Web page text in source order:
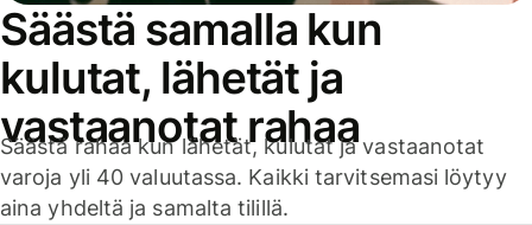
Säästä samalla kun
kulutat, lähetät ja
vastaanotat rahaa
Säästä rahaa kun lähetät, kulutat ja vastaanotat
varoja yli 40 valuutassa. Kaikki tarvitsemasi löytyy
aina yhdeltä ja samalta tilillä.